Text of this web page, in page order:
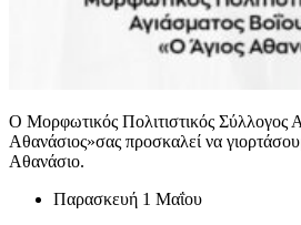
Ο Μορφωτικός Πολιτιστικός Σύλλογος
Αθανάσιος»σας προσκαλεί να
Αθανάσιο.
Παρασκευή 1 Μαΐου